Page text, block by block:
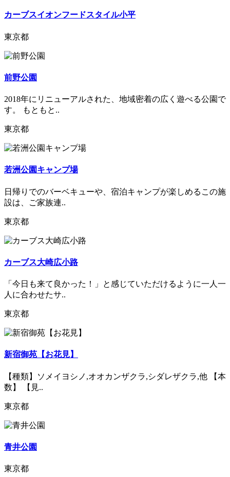
カーブスイオンフードスタイル小平
東京都
前野公園
2018年にリニューアルされた、地域密着の広く遊べる公園で
す。 もともと..
東京都
若洲公園キャンプ場
日帰りでのバーベキューや、宿泊キャンプが楽しめるこの施
設は、ご家族連..
東京都
カーブス大崎広小路
「今日も来て良かった！」と感じていただけるように一人一
人に合わせたサ..
東京都
新宿御苑【お花見】
【種類】ソメイヨシノ,オオカンザクラ,シダレザクラ,他 【本
数】 【見..
東京都
青井公園
東京都